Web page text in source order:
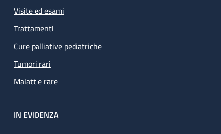
Visite ed esami
Trattamenti
Cure palliative pediatriche
Tumori rari
Malattie rare
IN EVIDENZA